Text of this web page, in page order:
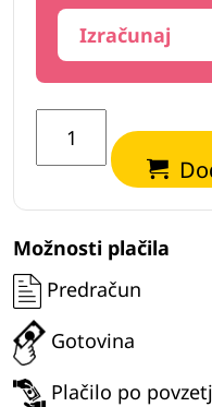
Izračunaj
sortirni
EuroBager
SORT-
200
količina
Možnosti plačila
Predračun
Gotovina
Plačilo po